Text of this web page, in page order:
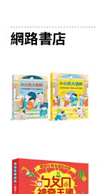
網路書店